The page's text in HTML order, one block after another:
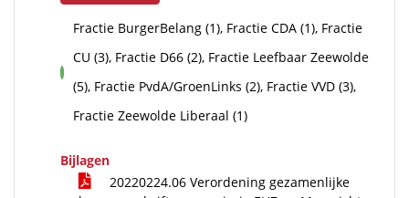
voor
Fractie BurgerBelang (1), Fractie CDA (1), Fractie
CU (3), Fractie D66 (2), Fractie Leefbaar Zeewolde
(5), Fractie PvdA/GroenLinks (2), Fractie VVD (3),
Fractie Zeewolde Liberaal (1)
Bijlagen
20220224.06 Verordening gezamenlijke